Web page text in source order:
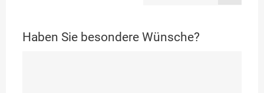
Haben Sie besondere Wünsche?